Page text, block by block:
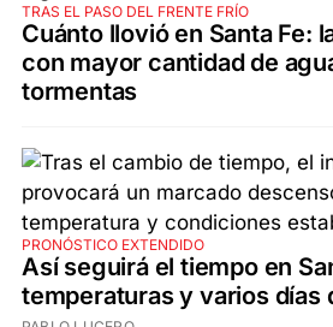
TRAS EL PASO DEL FRENTE FRÍO
Cuánto llovió en Santa Fe:
con mayor cantidad de
tormentas
PRONÓSTICO EXTENDIDO
Así seguirá el tiempo en
temperaturas y varios días